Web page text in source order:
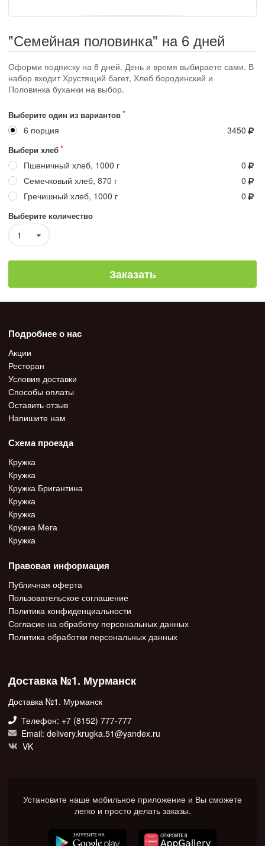
"Семейная половинка" на 6 дней
Оформи подписку на 8 дней. День и время выбираете сами. В
набор входит Хрустящий багет, Хлеб бородинский и
Половинка буханки на выбор.
Выберите один из вариантов
6 порция 3450
Выбери хлеб
Пшеничный хлеб, 1000 г
0
Семечковый хлеб, 870 г
0
Гречишный хлеб, 1000 г
0
Выберите количество
1
Заказать
Подробнее о нас
Акции
Ресторан
Условия доставки
Способы оплаты
Оставить отзыв
Напишите нам
Схема проезда
Кружка
Кружка
Кружка Бригантина
Кружка
Кружка
Кружка Мега
Кружка
Правовая информация
Публичная оферта
Пользовательское соглашение
Политика конфиденциальности
Согласие на обработку персональных данных
Политика обработки персональных данных
Доставка №1. Мурманск
Доставка №1. Мурманск
Телефон: +7 (8152) 777-777
Email: delivery.krugka.51@yandex.ru
VK
Установите наше мобильное приложение и Вы сможете
легко и просто делать заказы.